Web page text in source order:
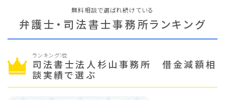
無料相談で選ばれ続けている
弁護士・司法書士事務所ランキング
ランキング1位
司法書士法人杉山事務所 借金減額相
談実績で選ぶ